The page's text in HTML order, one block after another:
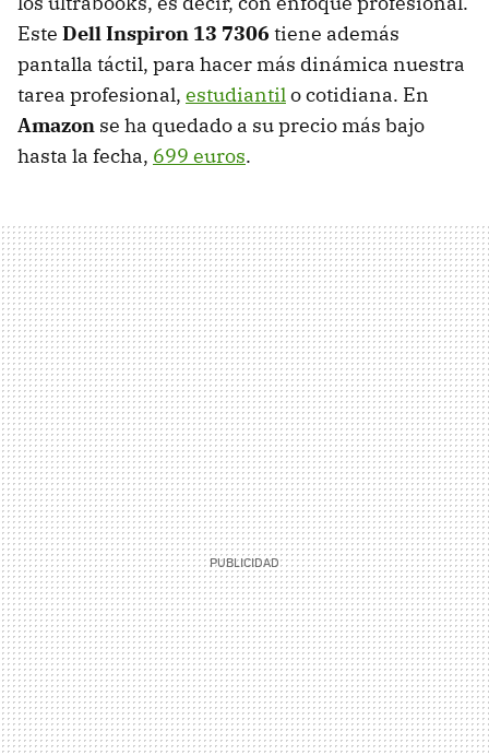
Este Dell Inspiron 13 7306 tiene además
pantalla táctil, para hacer más dinámica nuestra
tarea profesional, estudiantilo cotidiana. En
Amazon se ha quedado a su precio más bajo
hasta la fecha, 699 euros.